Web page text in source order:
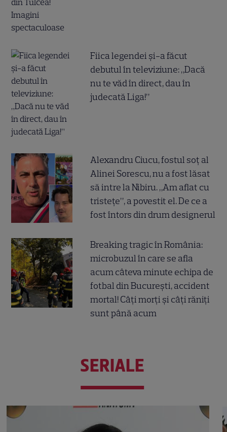
Fiica legendei și-a făcut
debutul în televiziune: „Dacă
nu te văd în direct, dau în
judecată Liga!”
Alexandru Ciucu, fostul soț al
Alinei Sorescu, nu a fost lăsat
să intre la Nibiru. „Am aflat cu
tristețe”, a povestit el. De ce a
fost întors din drum designerul
Breaking tragic în România:
microbuzul în care se afla
acum câteva minute echipa de
fotbal din București, accident
mortal! Câți morți și câți răniți
sunt până acum
SERIALE